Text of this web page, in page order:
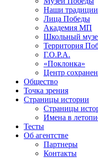
Наши традиции
Лица Победы
Академия МП
Школьный
Территория
Г.О.Р.А.
«Поклонка»
Центр
Общество
Точка зрения
Страницы истории
Страницы
Имена в
Тесты
Об агентстве
Партнеры
Контакты